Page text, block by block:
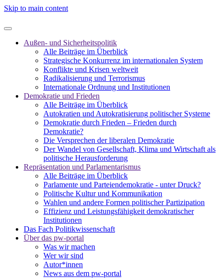
Skip to main content
Außen- und Sicherheitspolitik
Alle Beiträge im Überblick
Strategische Konkurrenz im internationalen System
Konflikte und Krisen weltweit
Radikalisierung und Terrorismus
Internationale Ordnung und Institutionen
Demokratie und Frieden
Alle Beiträge im Überblick
Autokratien und Autokratisierung politischer Systeme
Demokratie durch Frieden – Frieden durch
Demokratie?
Die Versprechen der liberalen Demokratie
Der Wandel von Gesellschaft, Klima und Wirtschaft als
politische Herausforderung
Repräsentation und Parlamentarismus
Alle Beiträge im Überblick
Parlamente und Parteiendemokratie - unter Druck?
Politische Kultur und Kommunikation
Wahlen und andere Formen politischer Partizipation
Effizienz und Leistungsfähigkeit demokratischer
Institutionen
Das Fach Politikwissenschaft
Über das pw-portal
Was wir machen
Wer wir sind
Autor*innen
News aus dem pw-portal